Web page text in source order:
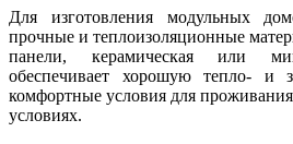
Для изготовления модульных
прочные и теплоизоляционные
панели, керамическая или
обеспечивает хорошую тепло- и
комфортные условия для
условиях.